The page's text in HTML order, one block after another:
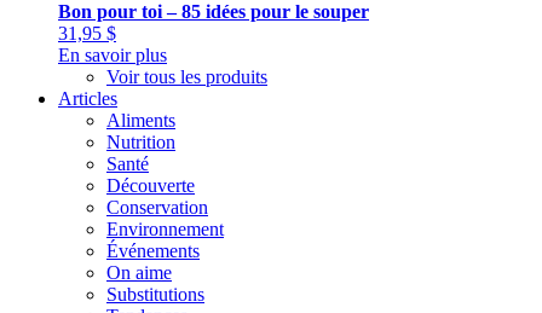
Bon pour toi – 85 idées pour le souper
31,95 $
En savoir plus
Voir tous les produits
Articles
Aliments
Nutrition
Santé
Découverte
Conservation
Environnement
Événements
On aime
Substitutions